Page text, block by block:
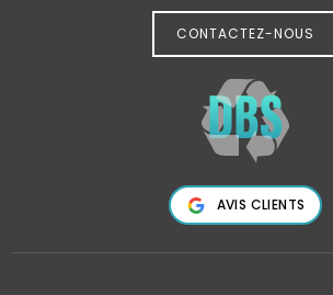
CONTACTEZ-NOUS
AVIS CLIENTS